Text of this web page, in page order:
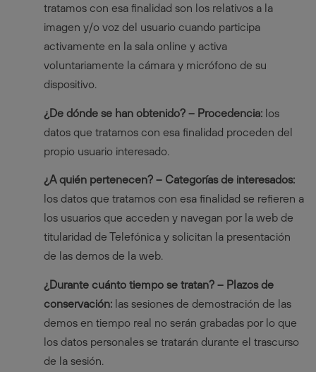
tratamos con esa finalidad son los relativos a la
imagen y/o voz del usuario cuando participa
activamente en la sala online y activa
voluntariamente la cámara y micrófono de su
dispositivo.
¿De dónde se han obtenido? – Procedencia: los
datos que tratamos con esa finalidad proceden del
propio usuario interesado.
¿A quién pertenecen? – Categorías de interesados:
los datos que tratamos con esa finalidad se refieren a
los usuarios que acceden y navegan por la web de
titularidad de Telefónica y solicitan la presentación
de las demos de la web.
¿Durante cuánto tiempo se tratan? – Plazos de
conservación: las sesiones de demostración de las
demos en tiempo real no serán grabadas por lo que
los datos personales se tratarán durante el trascurso
de la sesión.